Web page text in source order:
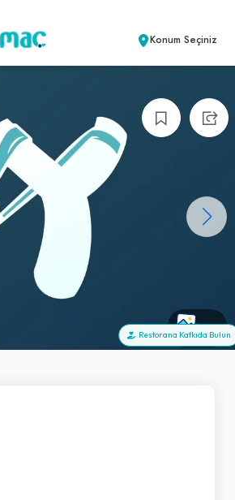
Konum Seçiniz
+0
Restorana Katkıda Bulun